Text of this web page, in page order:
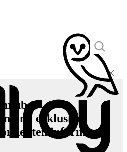
über
und exklusive
informiert